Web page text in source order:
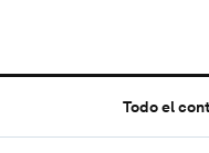
Todo el